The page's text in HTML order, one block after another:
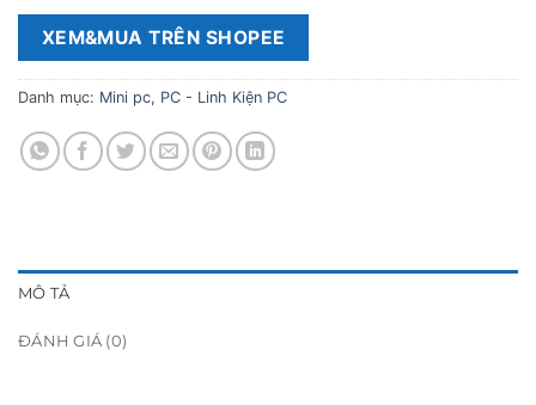
XEM&MUA TRÊN SHOPEE
Danh mục: Mini pc, PC - Linh Kiện PC
MÔ TẢ
ĐÁNH GIÁ (0)